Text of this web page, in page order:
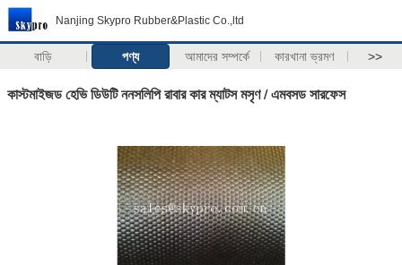
Nanjing Skypro Rubber&Plastic Co.,ltd
বাড়ি পণ্য আমাদের সম্পর্কে কারখানা ভ্রমণ >>
কাস্টমাইজড হেভি ডিউটি ​​ননসলিপি রাবার কার ম্যাটস মসৃণ / এমবসড সারফেস